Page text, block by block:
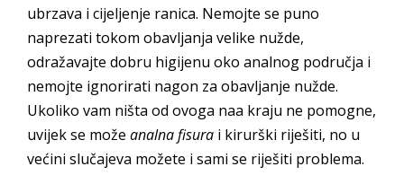
ubrzava i cijeljenje ranica. Nemojte se puno
naprezati tokom obavljanja velike nužde,
odražavajte dobru higijenu oko analnog područja i
nemojte ignorirati nagon za obavljanje nužde.
Ukoliko vam ništa od ovoga naa kraju ne pomogne,
uvijek se može analna fisura i kirurški riješiti, no u
većini slučajeva možete i sami se riješiti problema.